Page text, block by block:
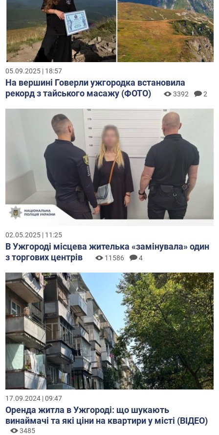
05.09.2025 | 18:57
На вершині Говерли ужгородка встановила
рекорд з тайського масажу (ФОТО)
3392 2
02.05.2025 | 11:25
В Ужгороді місцева жителька «замінувала» один
з торгових центрів
11586 4
17.09.2024 | 09:47
Оренда житла в Ужгороді: що шукають
винаймачі та які ціни на квартири у місті (ВІДЕО)
3485